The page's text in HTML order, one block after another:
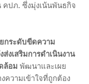
คปภ. ซึ่งมุ่งเน้นพันธกิจ
กระดับขีดความ
งเสริมการดำเนินงาน
ล้อม พัฒนาและเผย
งความเข้าใจที่ถูกต้อง